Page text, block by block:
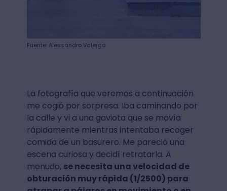
Fuente: Alessandro Valerga
La fotografía que veremos a continuación
me cogió por sorpresa. Iba caminando por
la calle y vi a una gaviota que se movía
rápidamente mientras intentaba recoger
comida de un basurero. Me pareció una
escena curiosa y decidí retratarla. A
menudo, se necesita una velocidad de
obturación muy rápida (1/2500) para